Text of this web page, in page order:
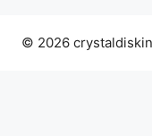
© 2026